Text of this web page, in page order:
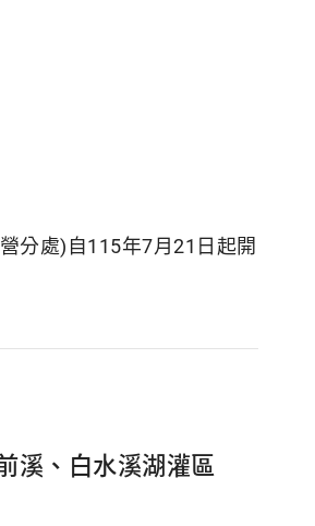
分處)自115年7月21日起開
溪、白水溪湖灌區